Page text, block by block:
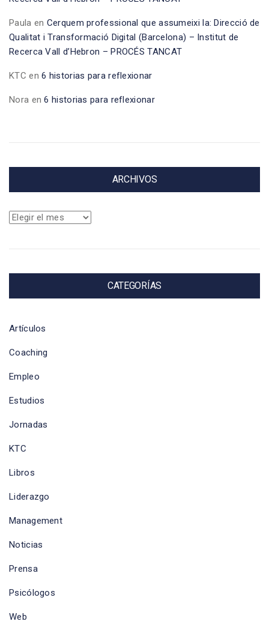
Paula en Cerquem professional que assumeixi la: Direcció de
Qualitat i Transformació Digital (Barcelona) – Institut de
Recerca Vall d’Hebron – PROCÉS TANCAT
KTC en6 historias para reflexionar
Nora en6 historias para reflexionar
ARCHIVOS
Archivos
CATEGORÍAS
Artículos
Coaching
Empleo
Estudios
Jornadas
KTC
Libros
Liderazgo
Management
Noticias
Prensa
Psicólogos
Web